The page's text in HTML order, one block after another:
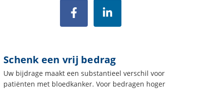
Schenk een vrij bedrag
Uw bijdrage maakt een substantieel verschil voor
patiënten met bloedkanker. Voor bedragen hoger